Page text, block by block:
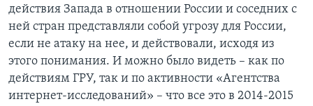
действия Запада в отношении России и соседних с
ней стран представляли собой угрозу для России,
если не атаку на нее, и действовали, исходя из
этого понимания. И можно было видеть – как по
действиям ГРУ, так и по активности «Агентства
интернет-исследований» – что все это в 2014-2015